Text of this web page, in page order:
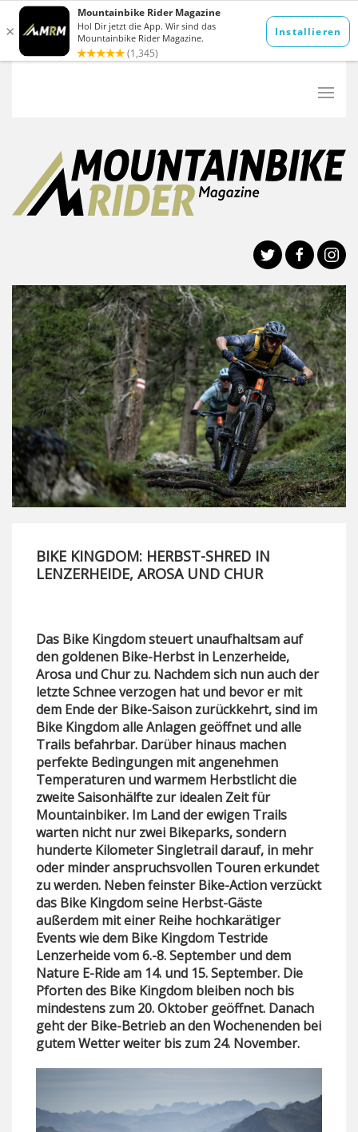
BIKE KINGDOM: HERBST-SHRED IN
LENZERHEIDE, AROSA UND CHUR
Das Bike Kingdom steuert unaufhaltsam auf
den goldenen Bike-Herbst in Lenzerheide,
Arosa und Chur zu. Nachdem sich nun auch der
letzte Schnee verzogen hat und bevor er mit
dem Ende der Bike-Saison zurückkehrt, sind im
Bike Kingdom alle Anlagen geöffnet und alle
Trails befahrbar. Darüber hinaus machen
perfekte Bedingungen mit angenehmen
Temperaturen und warmem Herbstlicht die
zweite Saisonhälfte zur idealen Zeit für
Mountainbiker. Im Land der ewigen Trails
warten nicht nur zwei Bikeparks, sondern
hunderte Kilometer Singletrail darauf, in mehr
oder minder anspruchsvollen Touren erkundet
zu werden. Neben feinster Bike-Action verzückt
das Bike Kingdom seine Herbst-Gäste
außerdem mit einer Reihe hochkarätiger
Events wie dem Bike Kingdom Testride
Lenzerheide vom 6.-8. September und dem
Nature E-Ride am 14. und 15. September. Die
Pforten des Bike Kingdom bleiben noch bis
mindestens zum 20. Oktober geöffnet. Danach
geht der Bike-Betrieb an den Wochenenden bei
gutem Wetter weiter bis zum 24. November.